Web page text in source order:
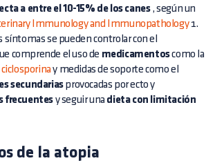
a entre el 10-15% de los canes, según un
Immunology and Immunopathology1.
síntomas se pueden controlar con el
comprende el uso de medicamentoscomo la
ciclosporina y medidas de soporte como el
secundariasprovocadas por ecto y
frecuentes y seguir una dieta con limitación
de la atopia